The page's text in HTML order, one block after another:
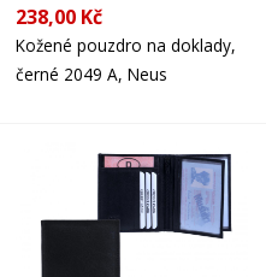
238,00 Kč
Kožené pouzdro na doklady,
černé 2049 A, Neus